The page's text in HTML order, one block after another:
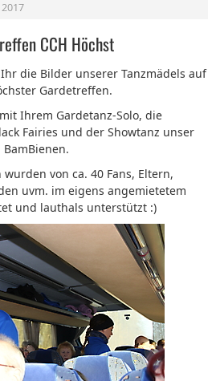
CCH Höchst
die Bilder unserer Tanzmädels auf
Gardetreffen.
Ihrem Gardetanz-Solo, die
Fairies und der Showtanz unser
BamBienen.
von ca. 40 Fans, Eltern,
uvm. im eigens angemietetem
und lauthals unterstützt :)